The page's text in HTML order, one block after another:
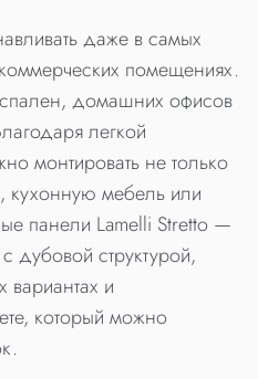
даже в самых
помещениях.
домашних офисов
легкой
монтировать не только
кухонную мебель или
панели Lamelli Stretto —
дубовой структурой,
вариантах и
который можно